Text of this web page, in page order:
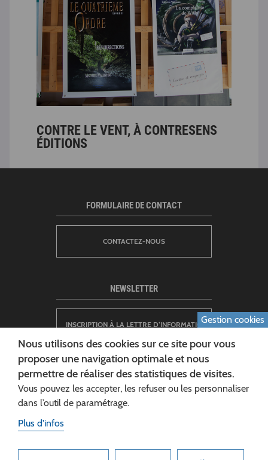
CONTRE LE VENT, À CONTRESENS
ÉDITIONS
FORMULAIRE DE CONTACT
CONTACTEZ-NOUS
NEWSLETTER
INSCRIPTION À LA LETTRE D’INFORMATIONGestion cookies
Nous utilisons des cookies sur ce site pour vous
proposer une navigation optimale et nous
permettre de réaliser des statistiques de visites.
Vous pouvez les accepter, les refuser ou les personnaliser
dans l’outil de paramétrage.
Plus d'infos